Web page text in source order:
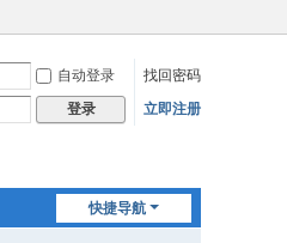
自动登录
找回密码
登录 立即注册
快捷导航